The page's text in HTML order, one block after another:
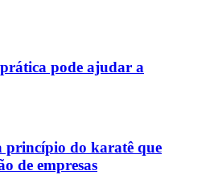
pode ajudar a
princípio do karatê que
de empresas